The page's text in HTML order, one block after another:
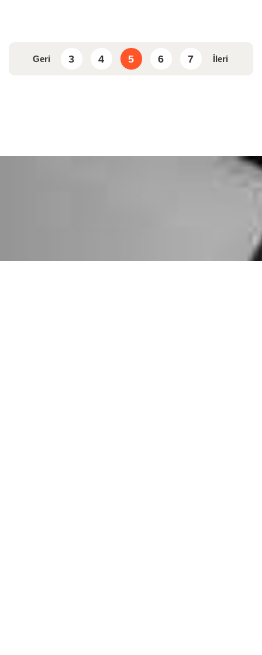
Geri 3 4 5 6 7 İleri